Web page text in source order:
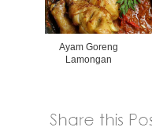
Ayam Goreng
Lamongan